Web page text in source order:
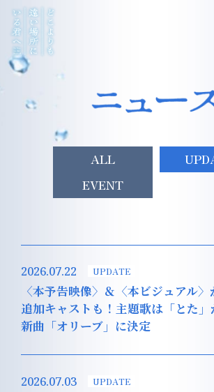
ALL
EVENT
2026.07.22 UPDATE
〈本予告映像〉＆〈本ビジュアル
追加キャストも！主題歌は「とた
新曲「オリーブ」に決定
2026.07.03 UPDATE